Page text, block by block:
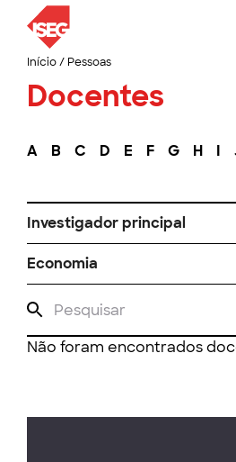
Início/ Pessoas
Docentes
A B C D E F G H I
Investigador principal
Economia
Não foram encontrados